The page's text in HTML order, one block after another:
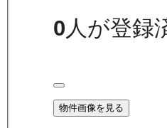
0人が登録
物件画像を見る